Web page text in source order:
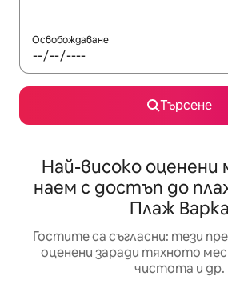
Освобождаване
Търсене
Най-високо оценени
наем с достъп до
Плаж Варка
Гостите са съгласни: тези
оценени заради тяхното
чистота и др.